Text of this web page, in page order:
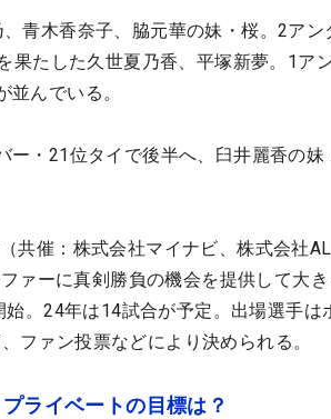
、青木香奈子、脇元華の妹・桜。2アン
果たした久世夏乃香、平塚新夢。1ア
並んでいる。
・21位タイで後半へ、臼井麗香の妹
共催：株式会社マイナビ、株式会社
ァーに真剣勝負の機会を提供して大
。24年は14試合が予定。出場選手は
ファン投票などにより決められる。
ライベートの目標は？